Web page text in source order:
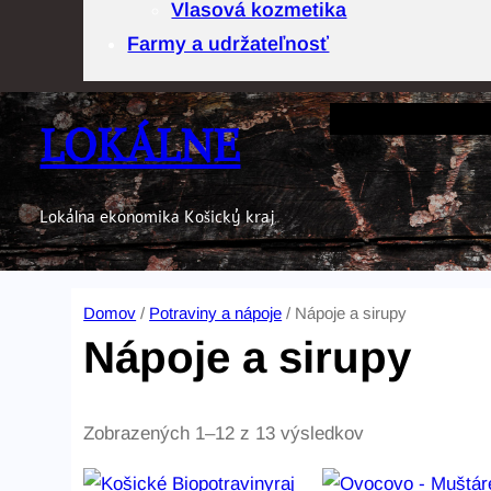
Vlasová kozmetika
Farmy a udržateľnosť
LOKÁLNE
Lokálna ekonomika Košický kraj
Domov / Potraviny a nápoje / Nápoje a sirupy
Nápoje a sirupy
Zobrazených 1–12 z 13 výsledkovZ